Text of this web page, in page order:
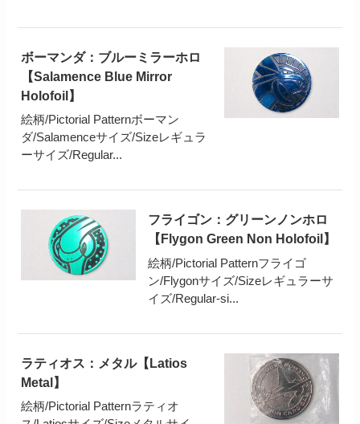
ボーマンダ：ブルーミラーホロ
【Salamence Blue Mirror
Holofoil】
絵柄/Pictorial Patternボーマン
ダ/Salamenceサイズ/Sizeレギュラ
ーサイズ/Regular...
フライゴン：グリーンノンホロ
【Flygon Green Non Holofoil】
絵柄/Pictorial Patternフライゴ
ン/Flygonサイズ/Sizeレギュラーサ
イズ/Regular-si...
ラティオス：メタル【Latios
Metal】
絵柄/Pictorial Patternラティオ